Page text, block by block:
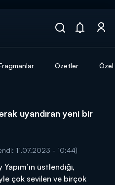
Özetler
uyandıran yeni bir
11.07.2023 - 10:44)
Yapım’ın üstlendiği,
çok sevilen ve birçok